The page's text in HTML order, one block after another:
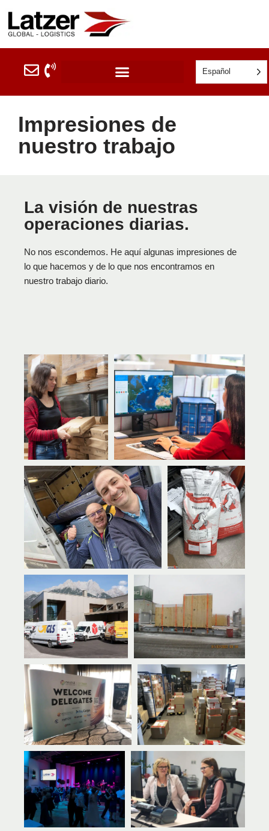
Ir
al
Español
Impresiones de
nuestro trabajo
La visión de nuestras
operaciones diarias.
No nos escondemos. He aquí algunas impresiones de
lo que hacemos y de lo que nos encontramos en
nuestro trabajo diario.